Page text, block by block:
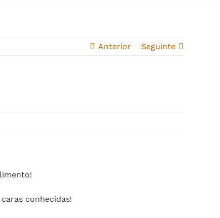
Anterior Seguinte
conhecidas!